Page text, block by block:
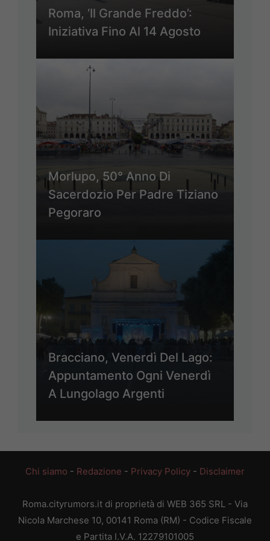
Roma, ‘Il Grande Freddo’:
Iniziativa Fino Al 14 Agosto
Morlupo, 50° Anno Di
Sacerdozio Per Padre Tiziano
Pegoraro
Bracciano, Venerdì Del Lago:
Appuntamento Ogni Venerdì
A Lungolago Argenti
Chi siamo - Redazione - Privacy Policy - Disclaimer
Roma.cityrumors.it di proprietà di WEB 365 SRL - Via
Nicola Marchese 10, 00141 Roma (RM) - Codice Fiscale
e Partita I.V.A. 12279101005